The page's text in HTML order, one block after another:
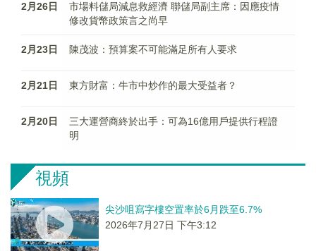
2月26日
市場料儲局減息救經濟 聯儲局副主席：因應疫情
修改貨幣政策言之尚早
2月23日 陳茂波：預算案不可能滿足所有人要求
2月21日 東方財富：牛市中炒作的最大受益者？
2月20日
三大運營商終於出手：可為16億用戶提供行程證
明
視頻
尖沙咀寫字樓空置率於6月跌至6.7%
2026年7月27日 下午3:12